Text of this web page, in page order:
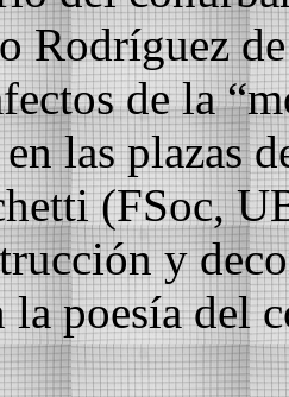
Rodríguez
de la
las plazas
(FSoc,
y
poesía del